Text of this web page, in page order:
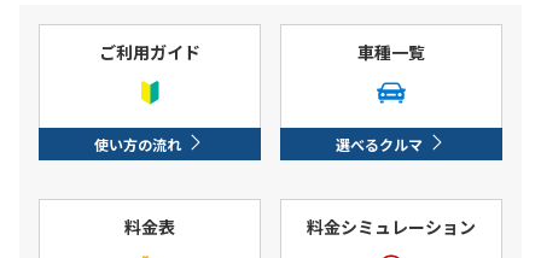
ご利用ガイド
使い方の流れ
車種一覧
選べるクルマ
料金表 料金シミュレーション